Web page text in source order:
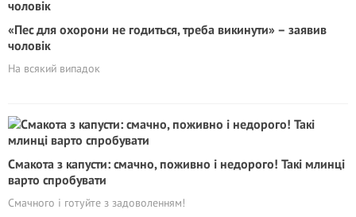
«Пес для охорони не годиться, треба викинути» – заявив
чоловік
На всякий випадок
Смакота з капусти: смачно, поживно і недорого! Такі млинці
варто спробувати
Смачного і готуйте з задоволенням!